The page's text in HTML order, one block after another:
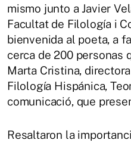
mismo junto a Javier
Facultat de Filología i
bienvenida al poeta, a
cerca de 200 personas
Marta Cristina,
Filología Hispánica,
comunicació, que
Resaltaron la